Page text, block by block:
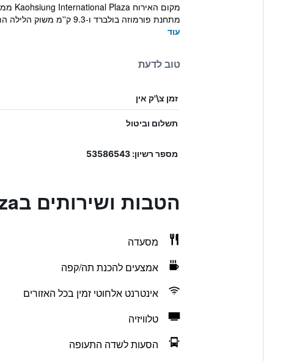
מתחנת פורמוזה בולברד ו-9.3 ק''מ משוק הלילה התיירותי ...
עוד
טוב לדעת
זמן צ\'ק אין
תשלום וביטול
מספר רשיון: 53586543
הטבות ושירותים בKaohsiung International Plaza
מסעדה
אמצעים להכנת תה/קפה
אינטרנט אלחוטי זמין בכל האזורים
טלוויזיה
הסעות לשדה התעופה